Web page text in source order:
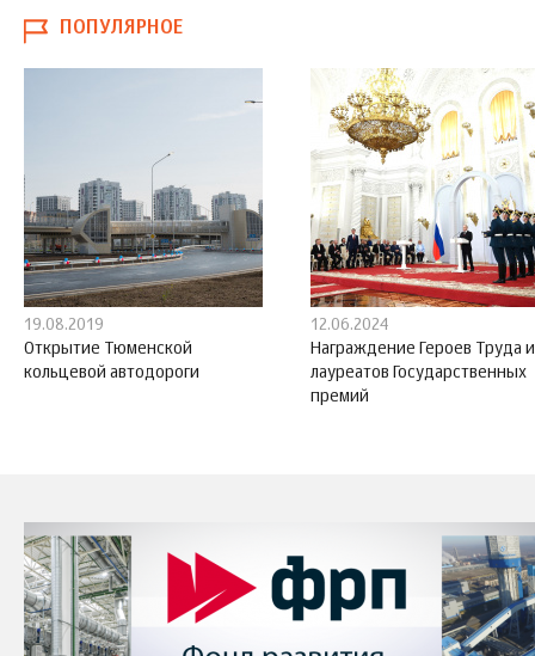
ПОПУЛЯРНОЕ
19.08.2019
Открытие Тюменской
кольцевой автодороги
12.06.2024
Награждение Героев Труда и
лауреатов Государственных
премий